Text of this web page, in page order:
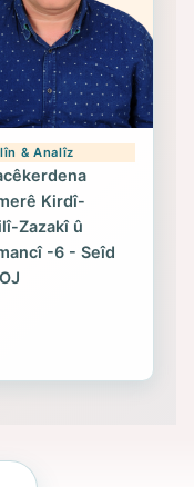
& Analîz
Kirdî-
Zazakî û
-6 - Seîd